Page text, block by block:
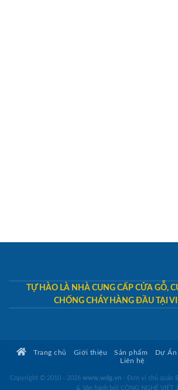
TỰ HÀO LÀ NHÀ CUNG CẤP CỬA GỖ,
CHỐNG CHÁY HÀNG ĐẦU TẠI
Trang chủ Giới thiệu Sản phẩm Dự Án
Liên hệ
Copyright © 2010 - 2026 www.wdg.vn - Đơn vị chủ quản
& Vận hành bởi CÔNG NGHỆ VIỆT